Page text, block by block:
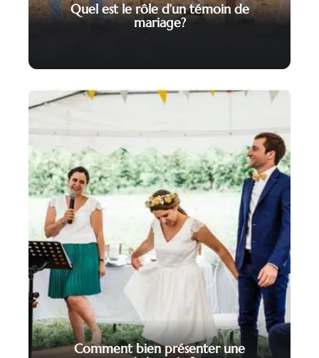
Quel est le rôle d’un témoin de
mariage?
Comment bien présenter une